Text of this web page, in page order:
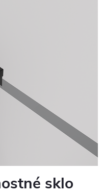
sklo